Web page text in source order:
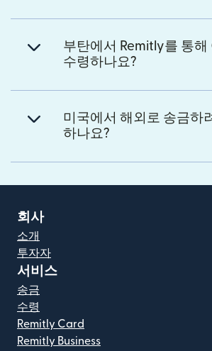
부탄에서 Remitly를 통해
수령하나요?
미국에서 해외로 송금하
하나요?
회사
소개
투자자
서비스
송금
수령
Remitly Card
Remitly Business